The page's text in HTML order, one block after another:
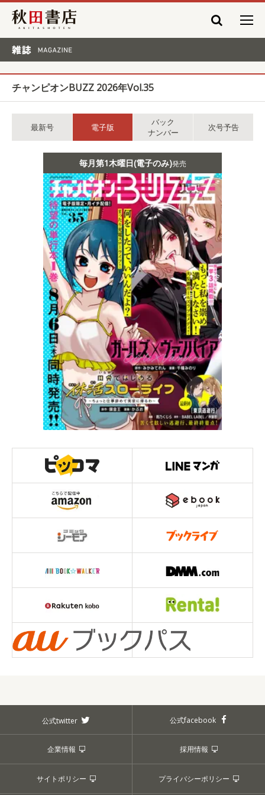
秋田書店
チャンピオンBUZZ 2026年Vol.35
最新号 電子版
バック
ナンバー
次号予告
毎月第1木曜日(電子のみ)発売
公式twitter 公式facebook
企業情報 採用情報
サイトポリシー プライバシーポリシー